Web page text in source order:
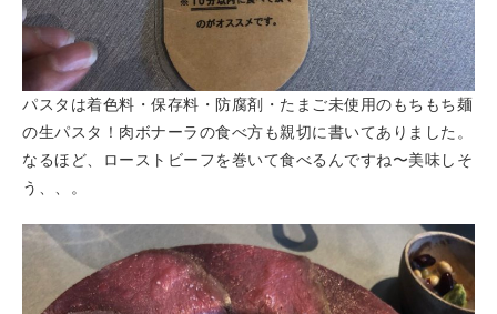
パスタは着色料・保存料・防腐剤・たまご未使用のもちもち麺
の生パスタ！肉ボナーラの食べ方も親切に書いてありました。
なるほど、ローストビーフを巻いて食べるんですね〜美味しそ
う、、。